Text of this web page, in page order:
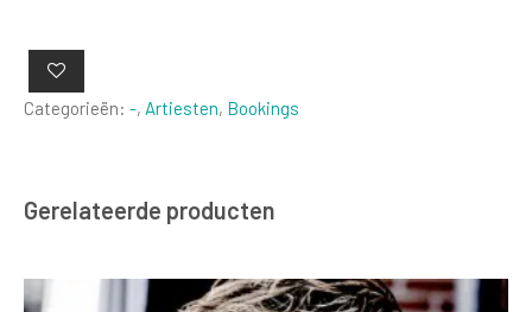
Categorieën: -, Artiesten, Bookings
Gerelateerde producten